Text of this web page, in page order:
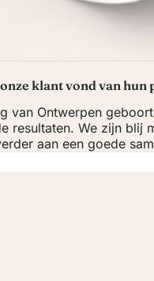
klant vond van hun
van Ontwerpen
resultaten. We zijn blij
aan een goede